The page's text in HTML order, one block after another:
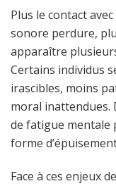
Plus le contact
sonore perdure,
apparaître
Certains individus
irascibles, moins
moral inattendues.
de fatigue mentale
forme
Face à ces enjeux